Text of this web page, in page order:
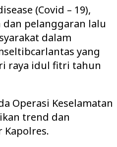
(Covid – 19),
pelanggaran lalu
dalam
yang
raya idul fitri tahun
Operasi Keselamatan
trend dan
Kapolres.